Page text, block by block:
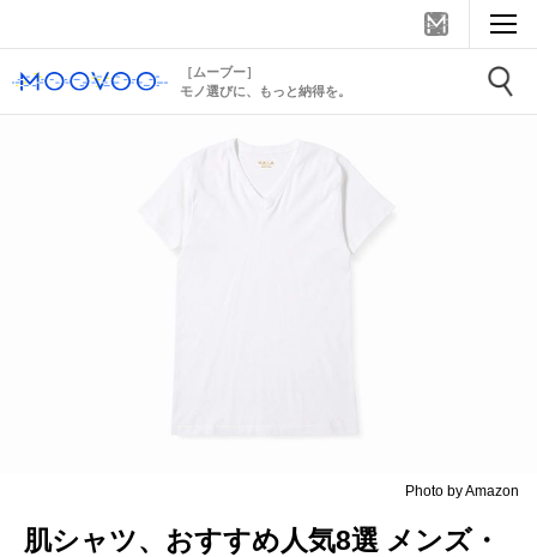
［ムーブー］
モノ選びに、もっと納得を。
Photo by Amazon
肌シャツ、おすすめ人気8選 メンズ・